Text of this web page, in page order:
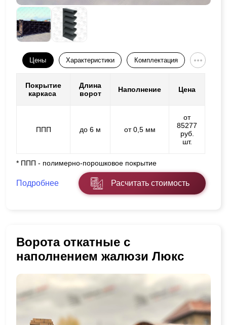
Цены Характеристики Комплектация
Покрытие
каркаса
Длина
ворот
Наполнение Цена
ППП до 6 м от 0,5 мм
от
85277
руб.
шт.
* ППП - полимерно-порошковое покрытие
Подробнее Расчитать стоимость
Ворота откатные с
наполнением жалюзи Люкс